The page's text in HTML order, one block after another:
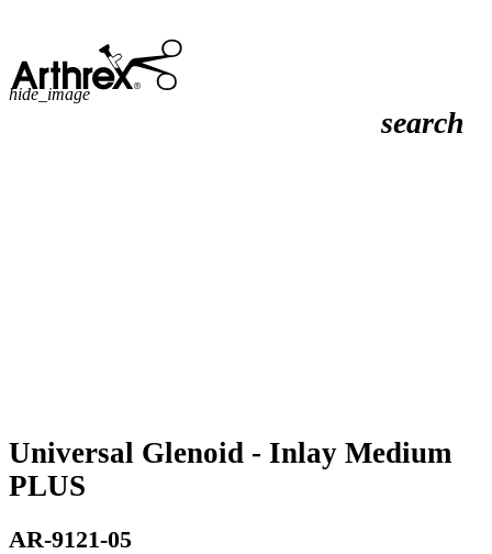
search
hide_image
Universal Glenoid - Inlay Medium
PLUS
AR-9121-05